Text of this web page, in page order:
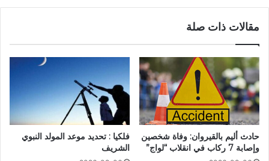
مقالات ذات صلة
حادث أليم بالقيروان: وفاة شخصين
وإصابة 7 ركاب في انقلاب “لواج”
فلكيا : تحديد موعد المولد النبوي
الشريف